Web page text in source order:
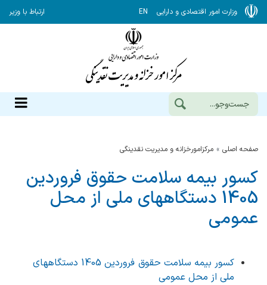
وزارت امور اقتصادی و دارایی EN ارتباط با وزیر
صفحه اصلی مرکزامورخزانه و مدیریت نقدینگی
کسور بیمه سلامت حقوق فروردین
1405 دستگاههای ملی از محل
عمومی
کسور بیمه سلامت حقوق فروردین 1405 دستگاههای
ملی از محل عمومی